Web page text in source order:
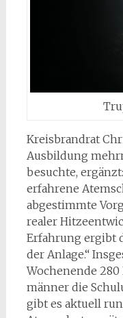
Kreisbrandrat
Ausbildung
besuchte,
erfahrene
abgestimmte
realer
Erfahrung ergibt
der Anlage.“
Wochenende
männer die
gibt es aktuell